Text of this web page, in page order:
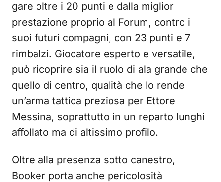
gare oltre i 20 punti e dalla miglior
prestazione proprio al Forum, contro i
suoi futuri compagni, con 23 punti e 7
rimbalzi. Giocatore esperto e versatile,
può ricoprire sia il ruolo di ala grande che
quello di centro, qualità che lo rende
un’arma tattica preziosa per Ettore
Messina, soprattutto in un reparto lunghi
affollato ma di altissimo profilo.
Oltre alla presenza sotto canestro,
Booker porta anche pericolosità